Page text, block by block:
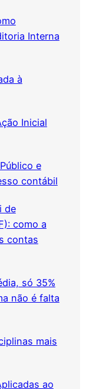
Interna
à
Inicial
e
contábil
de
como a
contas
só 35%
não é falta
mais
ao